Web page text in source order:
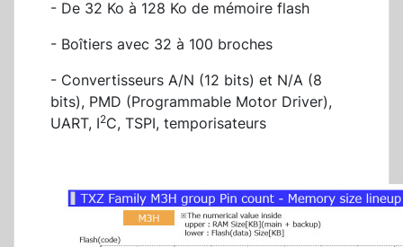
- De 32 Ko à 128 Ko de mémoire flash
- Boîtiers avec 32 à 100 broches
- Convertisseurs A/N (12 bits) et N/A (8
bits), PMD (Programmable Motor Driver),
UART, I2C, TSPI, temporisateurs